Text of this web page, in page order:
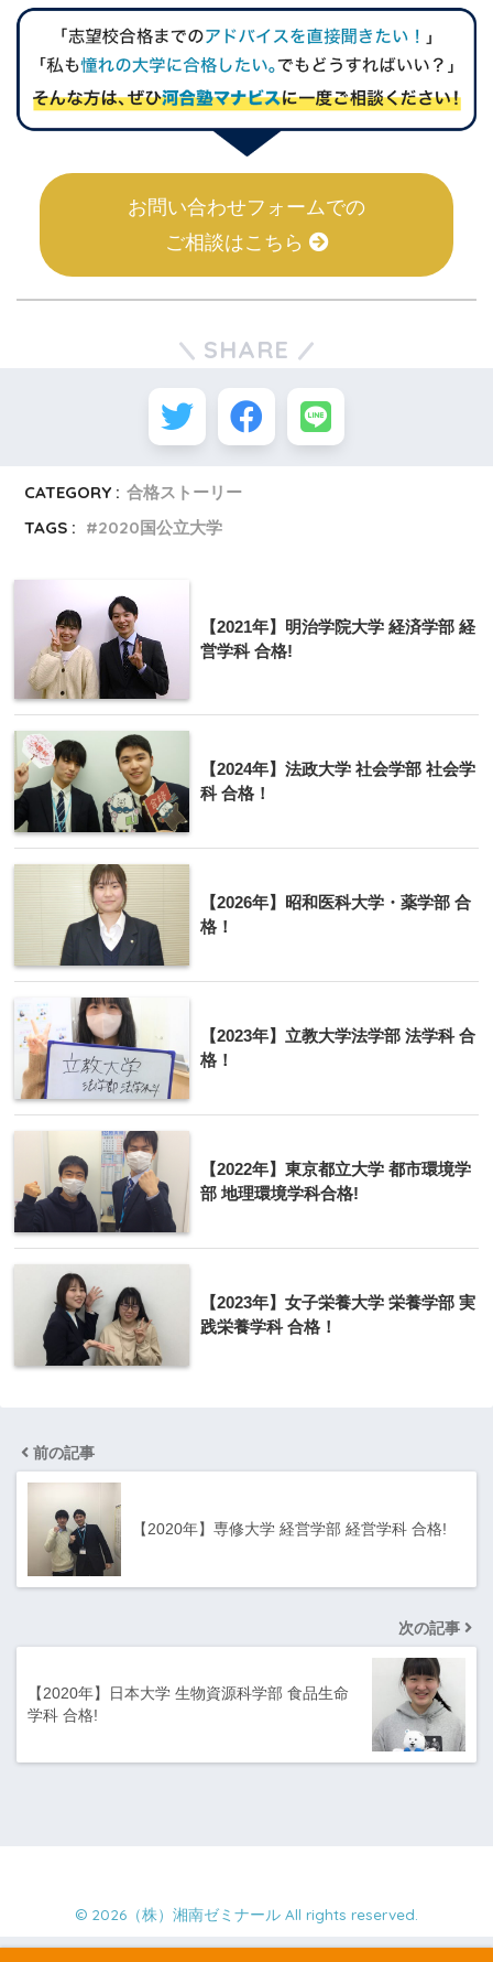
お問い合わせフォームでの
ご相談はこちら
SHARE
CATEGORY : 合格ストーリー
TAGS :
2020国公立大学
【2021年】明治学院大学 経済学部 経
営学科 合格!
【2024年】法政大学 社会学部 社会学
科 合格！
【2026年】昭和医科大学・薬学部 合
格！
【2023年】立教大学法学部 法学科 合
格！
【2022年】東京都立大学 都市環境学
部 地理環境学科合格!
【2023年】女子栄養大学 栄養学部 実
践栄養学科 合格！
前の記事
【2020年】専修大学 経営学部 経営学科 合格!
次の記事
【2020年】日本大学 生物資源科学部 食品生命
学科 合格!
© 2026（株）湘南ゼミナール All rights reserved.